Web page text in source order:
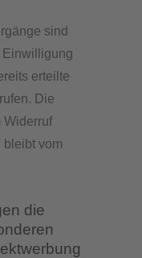
sind
Einwilligung
erteilte
Die
Widerruf
bleibt vom
die